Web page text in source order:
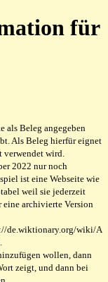
für
als Beleg angegeben
Als Beleg hierfür eignet
wird.
2022 nur noch
ist eine Webseite wie
weil sie jederzeit
eine archivierte Version
de.wiktionary.org/wiki/A
wollen, dann
zeigt, und dann bei